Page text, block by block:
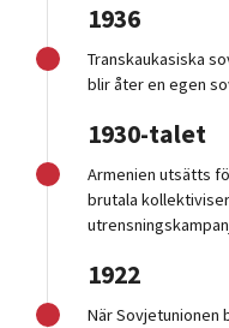
1936
Transkaukasiska
blir åter en egen
1930-talet
Armenien utsätts
brutala
1922
När Sovjetunionen